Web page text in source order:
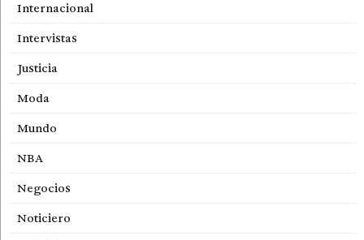
Internacional
Intervistas
Justicia
Moda
Mundo
NBA
Negocios
Noticiero